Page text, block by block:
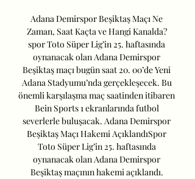
Adana Demirspor Beşiktaş Maçı Ne
Zaman, Saat Kaçta ve Hangi Kanalda?
spor Toto Süper Lig’in 25. haftasında
oynanacak olan Adana Demirspor
Beşiktaş maçı bugün saat 20. 00’de Yeni
Adana Stadyumu’nda gerçekleşecek. Bu
önemli karşılaşma maç saatinden itibaren
Bein Sports 1 ekranlarında futbol
severlerle buluşacak. Adana Demirspor
Beşiktaş Maçı Hakemi AçıklandıSpor
Toto Süper Lig’in 25. haftasında
oynanacak olan Adana Demirspor
Beşiktaş maçının hakemi açıklandı.